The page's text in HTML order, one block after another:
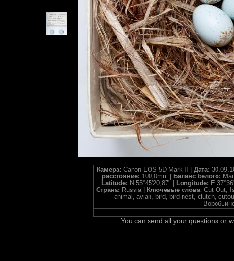
Камера: Canon EOS 5D Mark II | Дата:
расстояние: 100,0mm | Баланс белого:
Latitude: N 55°45'20,87" | Longitude: E
Страна: Russia | Ключевые слова: Cut Out,
animal, avian, bird, bird-nest, clutch,
You can send all your questions or